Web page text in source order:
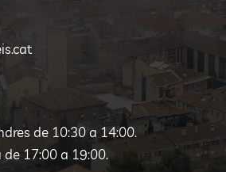
de 10:30 a 14:00.
17:00 a 19:00.